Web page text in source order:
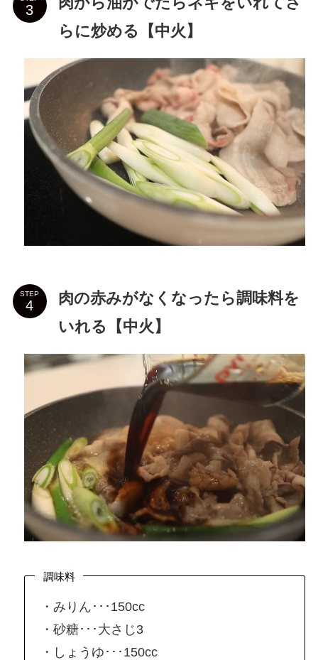
らに炒める【中火】
STEP
肉の赤みがなくなったら調味料を
いれる【中火】
調味料
・みりん･･･150cc
・砂糖･･･大さじ3
・しょうゆ･･･150cc